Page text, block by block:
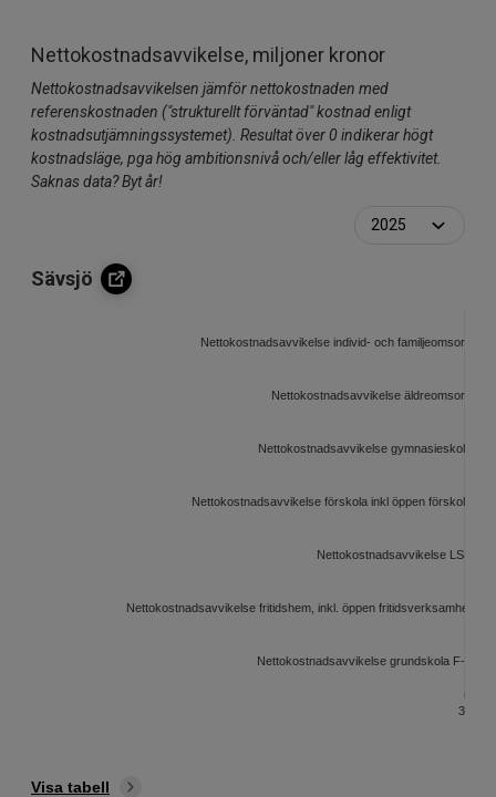
Nettokostnadsavvikelse, miljoner kronor
Nettokostnadsavvikelsen jämför nettokostnaden med
referenskostnaden ("strukturellt förväntad" kostnad enligt
kostnadsutjämningssystemet). Resultat över 0 indikerar högt
kostnadsläge, pga hög ambitionsnivå och/eller låg effektivitet.
Saknas data? Byt år!
Sävsjö
30
Nettokostnadsavvikelse grundskola F-9,
Nettokostnadsavvikelse fritidshem, inkl. öppen fritidsverksamhet,
Nettokostnadsavvikelse LSS,
Nettokostnadsavvikelse förskola inkl öppen förskola,
Nettokostnadsavvikelse gymnasieskola,
Nettokostnadsavvikelse äldreomsorg,
Nettokostnadsavvikelse individ- och familjeomsorg,
Visa tabell